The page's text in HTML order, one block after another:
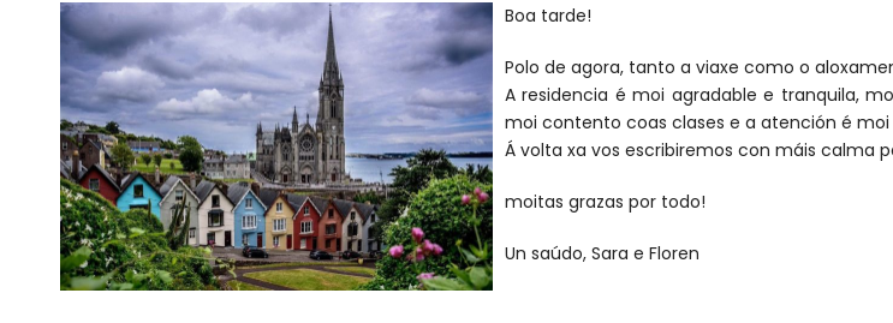
Boa tarde!
Polo de agora, tanto a viaxe como o
A residencia é moi agradable e tranquila,
moi contento coas clases e a atención é moi
Á volta xa vos escribiremos con máis calma
moitas grazas por todo!
Un saúdo, Sara e Floren